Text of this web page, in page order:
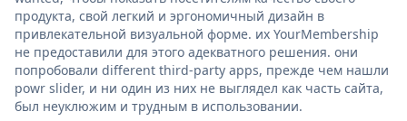
продукта, свой легкий и эргономичный дизайн в
привлекательной визуальной форме. их YourMembership
не предоставили для этого адекватного решения. они
попробовали different third-party apps, прежде чем нашли
powr slider, и ни один из них не выглядел как часть сайта,
был неуклюжим и трудным в использовании.